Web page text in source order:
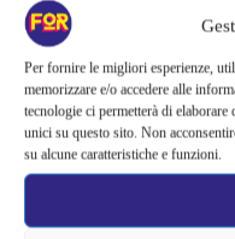
Per fornire le migliori esperienze,
memorizzare e/o accedere alle
tecnologie ci permetterà di
unici su questo sito. Non
su alcune caratteristiche e funzioni.
VALERIE
CHE HA
BIANCA
Valerie June, la cantautrice
per un’unica data estiva
di Segrate (MI). Nel suo cuore, Valerie June è prima di tutto una
cantautrice in grado di
risultato è un mix eclettico di